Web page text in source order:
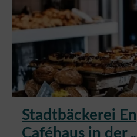
Stadtbäckerei
Caféhaus in der